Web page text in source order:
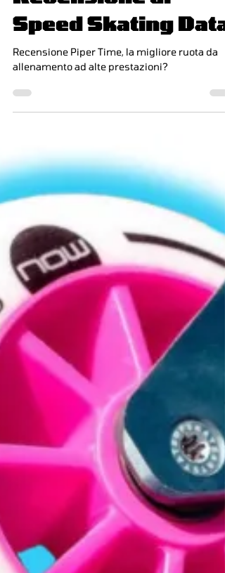
Recensione di
Speed Skating Data
Recensione Piper Time, la migliore ruota da